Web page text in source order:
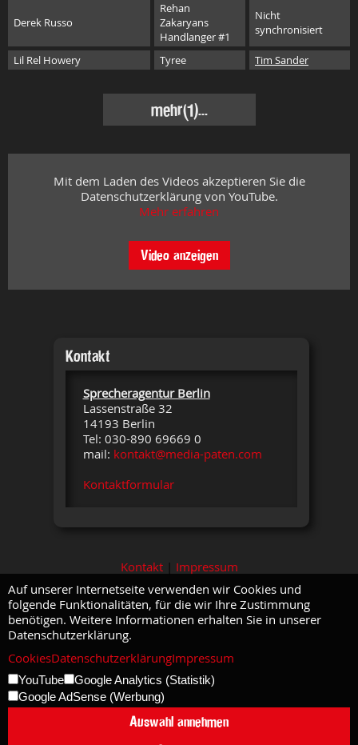
Derek Russo
Rehan
Zakaryans
Handlanger #1
Nicht
synchronisiert
Lil Rel Howery Tyree Tim Sander
mehr(1)...
Mit dem Laden des Videos akzeptieren Sie die
Datenschutzerklärung von YouTube.
Mehr erfahren
Video anzeigen
Kontakt
Sprecheragentur Berlin
Lassenstraße 32
14193 Berlin
Tel: 030-890 69669 0
mail: kontakt@media-paten.com
Kontaktformular
Kontakt| Impressum
Auf unserer Internetseite verwenden wir Cookies und
folgende Funktionalitäten, für die wir Ihre Zustimmung
benötigen. Weitere Informationen erhalten Sie in unserer
Datenschutzerklärung.
CookiesDatenschutzerklärungImpressum
YouTube
Google Analytics (Statistik)
Google AdSense (Werbung)
Auswahl annehmen